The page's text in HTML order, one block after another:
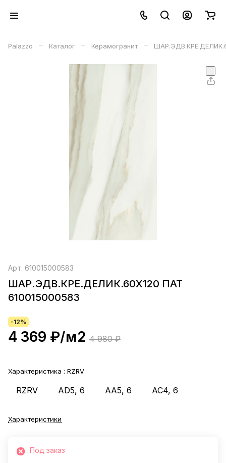
Palazzo – Каталог – Керамогранит –
Арт. 610015000583
ШАР.ЭДВ.КРЕ.ДЕЛИК.60X120 ПАТ
610015000583
-12%
4 369 ₽/м2 4 980 ₽
Характеристика : RZRV
RZRV AD5, 6 AA5, 6 AC4, 6
Характеристики
Под заказ